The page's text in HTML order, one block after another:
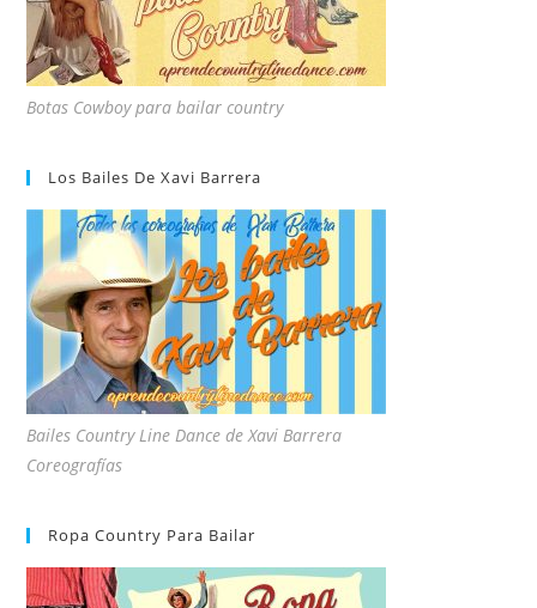
Botas Cowboy para bailar country
Los Bailes De Xavi Barrera
Bailes Country Line Dance de Xavi Barrera
Coreografías
Ropa Country Para Bailar